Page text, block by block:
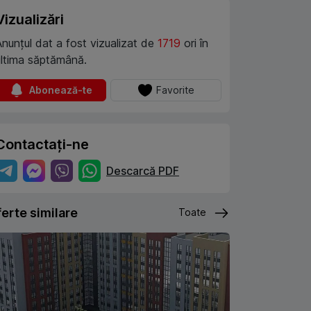
dat a fost vizualizat de 1719 ori în
săptămână.
Abonează-te Favorite
ne
Descarcă PDF
similare Toate